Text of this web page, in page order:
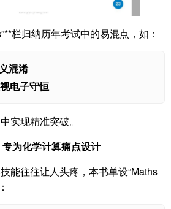
栏归纳历年考试中的易混点，如：
混淆
电子守恒
实现精准突破。
为化学计算痛点设计
能往往让人头疼，本书单设“Maths